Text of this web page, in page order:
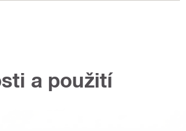
a použití